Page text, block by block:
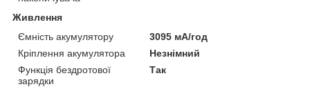
Живлення
Ємність акумулятору
3095 мА/год
Кріплення акумулятора
Незнімний
Функція бездротової
зарядки
Так